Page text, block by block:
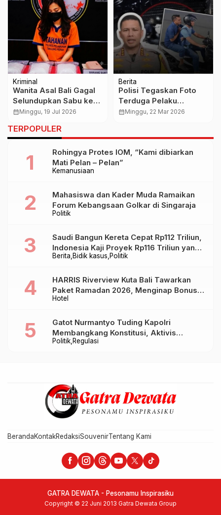
Kriminal
Wanita Asal Bali Gagal
Selundupkan Sabu ke
Lapas Banyuwangi,
Vital
calendar_monthMinggu, 19 Jul 2026
Berita
Polisi Tegaskan Foto
Terduga Pelaku
Penyiraman Air Keras
calendar_monthMinggu, 22 Mar 2026
TERPOPULER
Kemanusiaan
Rohingya Protes IOM, “Kami dibiarkan
Mati Pelan – Pelan”
Politik
Mahasiswa dan Kader Muda Ramaikan
Forum Kebangsaan Golkar di Singaraja
Berita Bidik kasus Politik
Saudi Bangun Kereta Cepat Rp112 Triliun,
Indonesia Kaji Proyek Rp116 Triliun yang
Baru Sampai Bandung
Hotel
HARRIS Riverview Kuta Bali Tawarkan
Paket Ramadan 2026, Menginap Bonus
Takjil hingga Bukber Mulai Rp88.888
Politik Regulasi
Gatot Nurmantyo Tuding Kapolri
Membangkang Konstitusi, Aktivis
Tegaskan Polri Tak Punya Sejarah
BerandaKontakRedaksiSouvenirTentang Kami
GATRA DEWATA - Pesonamu Inspirasiku
Copyright © 22 Juni 2013 Gatra Dewata Group